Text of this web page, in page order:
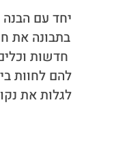
יחד עם הבנה
בתבונה את
חדשות
להם לחוות
לגלות את